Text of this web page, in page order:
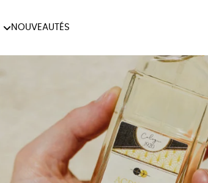
MAISON
LIVRES
NOUVEAUTÉS